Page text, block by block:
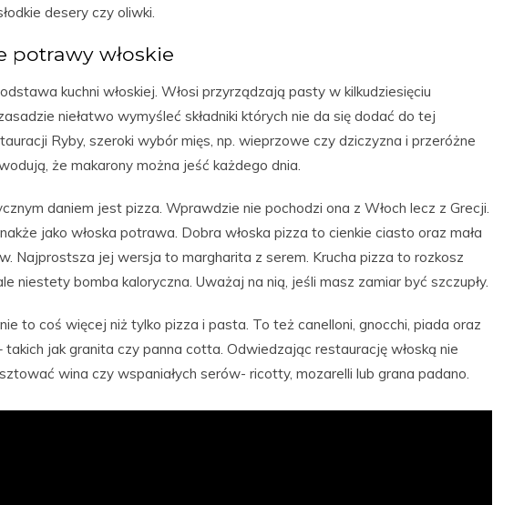
desery czy oliwki.
potrawy włoskie
kuchni włoskiej. Włosi przyrządzają pasty w kilkudziesięciu
niełatwo wymyśleć składniki których nie da się dodać do tej
Ryby, szeroki wybór mięs, np. wieprzowe czy dziczyzna i przeróżne
że makarony można jeść każdego dnia.
daniem jest pizza. Wprawdzie nie pochodzi ona z Włoch lecz z Grecji.
jako włoska potrawa. Dobra włoska pizza to cienkie ciasto oraz mała
Najprostsza jej wersja to margharita z serem. Krucha pizza to rozkosz
niestety bomba kaloryczna. Uważaj na nią, jeśli masz zamiar być szczupły.
to coś więcej niż tylko pizza i pasta. To też canelloni, gnocchi, piada oraz
takich jak granita czy panna cotta. Odwiedzając restaurację włoską nie
wina czy wspaniałych serów- ricotty, mozarelli lub grana padano.